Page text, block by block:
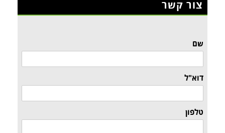
צור קשר
שם
דוא"ל
טלפון